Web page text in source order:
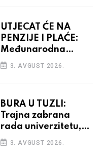
UTJECAT ĆE NA
PENZIJE I PLAĆE:
Međunarodna
agencija potvrdila
kreditni rejting BiH
3. AVGUST 2026.
BURA U TUZLI:
Trajna zabrana
rada univerzitetu,
provedba sudskih
odluka
3. AVGUST 2026.